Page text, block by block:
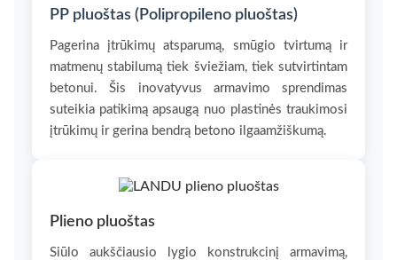
PP pluoštas (Polipropileno pluoštas)
Pagerina įtrūkimų atsparumą, smūgio tvirtumą ir
matmenų stabilumą tiek šviežiam, tiek sutvirtintam
betonui. Šis inovatyvus armavimo sprendimas
suteikia patikimą apsaugą nuo plastinės traukimosi
įtrūkimų ir gerina bendrą betono ilgaamžiškumą.
Plieno pluoštas
Siūlo aukščiausio lygio konstrukcinį armavimą,